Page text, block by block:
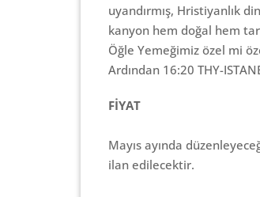
uyandırmış, Hristiyanlık
kanyon hem doğal hem
Öğle Yemeğimiz özel mi
Ardından 16:20 THY-
FİYAT
Mayıs ayında
ilan edilecektir.